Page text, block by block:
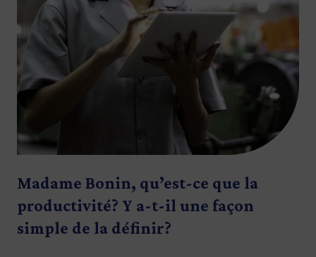
Madame Bonin, qu’est-ce que la
productivité? Y a-t-il une façon
simple de la définir?